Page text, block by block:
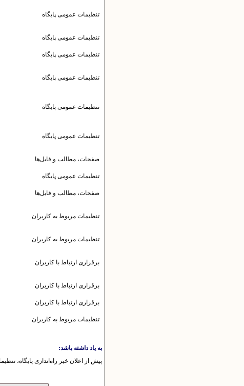
تنظیمات عمومى پایگاه
تنظیمات عمومى پایگاه
تنظیمات عمومى پایگاه
تنظیمات عمومى پایگاه
تنظیمات عمومى پایگاه
تنظیمات عمومى پایگاه
صفحات، مطالب و فایل‌ها
تنظیمات عمومى پایگاه
صفحات، مطالب و فایل‌ها
تنظیمات مربوط به کاربران
تنظیمات مربوط به کاربران
برقرارى ارتباط با کاربران
برقرارى ارتباط با کاربران
برقرارى ارتباط با کاربران
تنظیمات مربوط به کاربران
به یاد داشته باشد:
پیش از اعلان خبر راه‌اندازی پایگاه،